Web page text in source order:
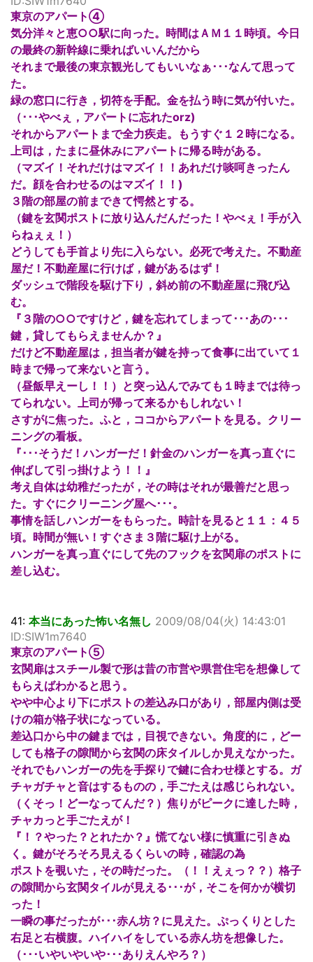
東京のアパート④
気分洋々と恵○○駅に向った。時間はＡＭ１１時頃。今日
の最終の新幹線に乗ればいいんだから
それまで最後の東京観光してもいいなぁ･･･なんて思って
た。
緑の窓口に行き，切符を手配。金を払う時に気が付いた。
（･･･やべぇ，アパートに忘れたorz)
それからアパートまで全力疾走。もうすぐ１２時になる。
上司は，たまに昼休みにアパートに帰る時がある。
（マズイ！それだけはマズイ！！あれだけ啖呵きったん
だ。顔を合わせるのはマズイ！！)
３階の部屋の前まできて愕然とする。
（鍵を玄関ポストに放り込んだんだった！やべぇ！手が入
らねぇぇ！）
どうしても手首より先に入らない。必死で考えた。不動産
屋だ！不動産屋に行けば，鍵があるはず！
ダッシュで階段を駆け下り，斜め前の不動産屋に飛び込
む。
『３階の○○ですけど，鍵を忘れてしまって･･･あの･･･
鍵，貸してもらえませんか？』
だけど不動産屋は，担当者が鍵を持って食事に出ていて１
時まで帰って来ないと言う。
（昼飯早えーし！！）と突っ込んでみても１時までは待っ
てられない。上司が帰って来るかもしれない！
さすがに焦った。ふと，ココからアパートを見る。クリー
ニングの看板。
『･･･そうだ！ハンガーだ！針金のハンガーを真っ直ぐに
伸ばして引っ掛けよう！！』
考え自体は幼稚だったが，その時はそれが最善だと思っ
た。すぐにクリーニング屋へ･･･。
事情を話しハンガーをもらった。時計を見ると１１：４５
頃。時間が無い！すぐさま３階に駆け上がる。
ハンガーを真っ直ぐにして先のフックを玄関扉のポストに
差し込む。
41: 本当にあった怖い名無し 2009/08/04(火) 14:43:01
ID:SIW1m7640
東京のアパート⑤
玄関扉はスチール製で形は昔の市営や県営住宅を想像して
もらえばわかると思う。
やや中心より下にポストの差込み口があり，部屋内側は受
けの箱が格子状になっている。
差込口から中の鍵までは，目視できない。角度的に，どー
しても格子の隙間から玄関の床タイルしか見えなかった。
それでもハンガーの先を手探りで鍵に合わせ様とする。ガ
チャガチャと音はするものの，手ごたえは感じられない。
（くそっ！どーなってんだ？）焦りがピークに達した時，
チャカっと手ごたえが！
『！？やった？とれたか？』慌てない様に慎重に引きぬ
く。鍵がそろそろ見えるくらいの時，確認の為
ポストを覗いた，その時だった。（！！えぇっ？？）格子
の隙間から玄関タイルが見える･･･が，そこを何かが横切
った！
一瞬の事だったが･･･赤ん坊？に見えた。ぷっくりとした
右足と右横腹。ハイハイをしている赤ん坊を想像した。
（･･･いやいやいや･･･ありえんやろ？）